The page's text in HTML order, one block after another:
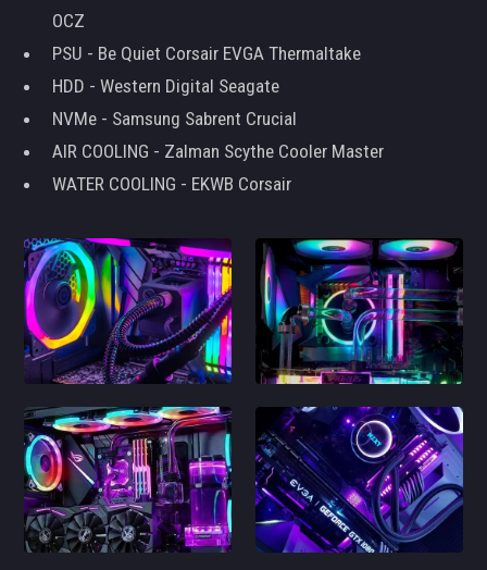
OCZ
PSU - Be Quiet Corsair EVGA Thermaltake
HDD - Western Digital Seagate
NVMe - Samsung Sabrent Crucial
AIR COOLING - Zalman Scythe Cooler Master
WATER COOLING - EKWB Corsair